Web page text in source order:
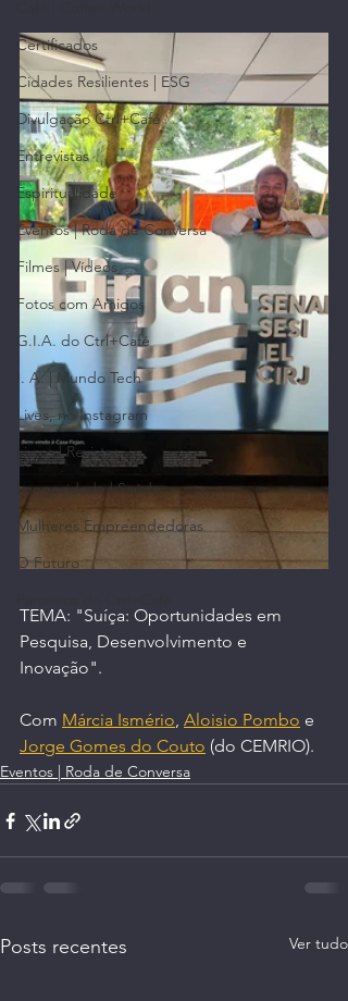
Certificados
Cidades Resilientes | ESG
Divulgação Ctrl+Café
Entrevistas
Espiritualidade
Eventos | Roda de Conversa
Filmes | Vídeos
Fotos com Amigos
G.I.A. do Ctrl+Café
I. A. | Mundo Tech
Lives, no Instagram
Livros | Revistas
Longevidade | Saúde
Mulheres Empreendedoras
O Futuro
TEMA: "Suíça: Oportunidades em
Pesquisa, Desenvolvimento e
Inovação".
Com Márcia Ismério, Aloisio Pombo e
Jorge Gomes do Couto (do CEMRIO).
Eventos | Roda de Conversa
Posts recentes Ver tudo